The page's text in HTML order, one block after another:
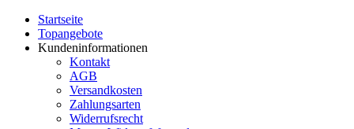
Startseite
Topangebote
Kundeninformationen
Kontakt
AGB
Versandkosten
Zahlungsarten
Widerrufsrecht